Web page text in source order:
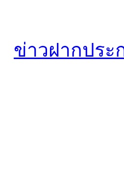
ข่าวฝากประ